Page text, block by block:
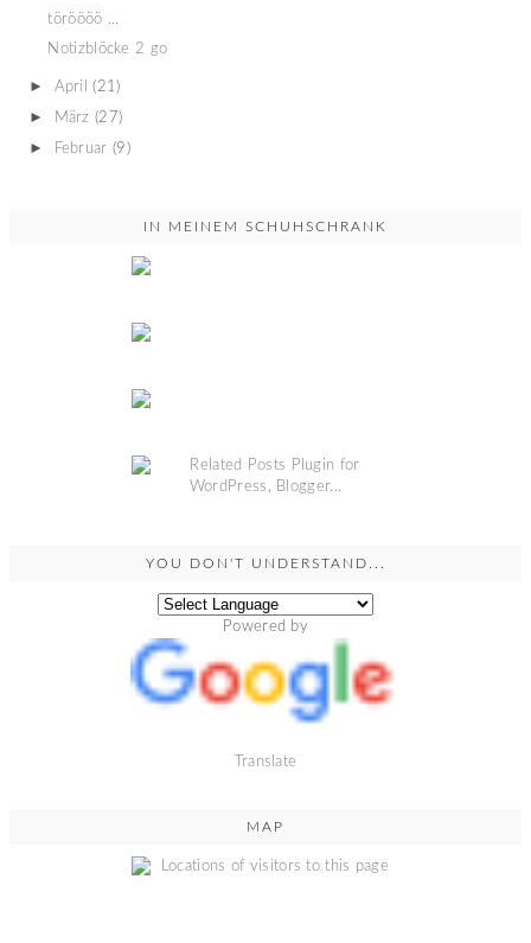
töröööö ...
Notizblöcke 2 go
► April (21)
► März (27)
► Februar (9)
IN MEINEM SCHUHSCHRANK
YOU DON'T UNDERSTAND...
Powered by
Translate
MAP